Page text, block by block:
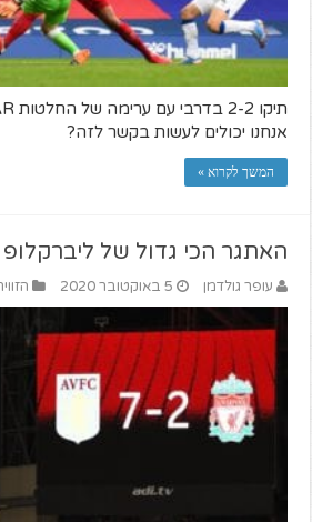
אנחנו יכולים לעשות בקשר לזה?
המשך לקרוא »
האתגר הכי גדול של ליברקלופ
עופר גולדמן 5 באוקטובר 2020